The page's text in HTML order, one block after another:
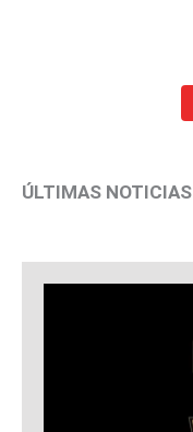
ÚLTIMAS NOTICIAS